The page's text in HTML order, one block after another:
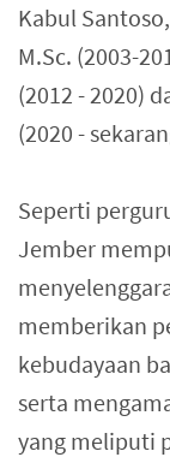
Kabul
M.Sc. (2003-
(2012 - 2020)
(2020 -
Seperti
Jember
memberikan
kebudayaan
serta
yang meliputi